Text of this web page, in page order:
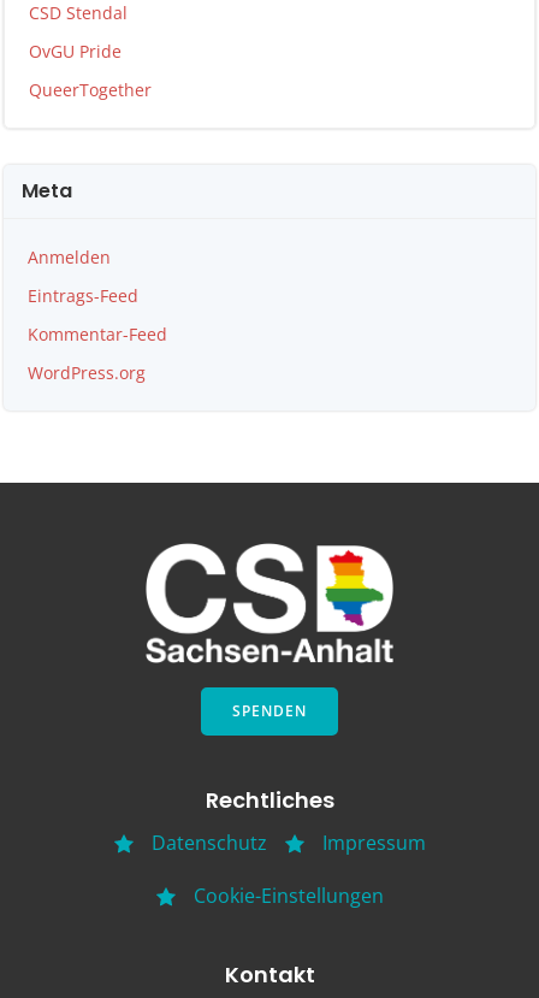
CSD Stendal
OvGU Pride
QueerTogether
Meta
Anmelden
Eintrags-Feed
Kommentar-Feed
WordPress.org
SPENDEN
Kontakt
Rechtliches
Datenschutz
Impressum
Cookie-Einstellungen